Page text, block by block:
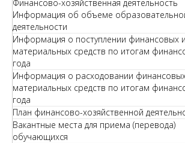
Финансово-хозяйственная деятельность
Информация об объеме
деятельности
Информация о поступлении финансовых и
материальных средств по итогам
года
Информация о расходовании
материальных средств по итогам
года
План финансово-хозяйственной
Вакантные места для приема (перевода)
обучающихся